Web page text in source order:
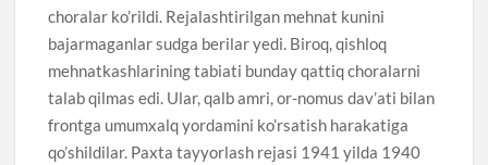
choralar ko’rildi. Rejalashtirilgan mehnat kunini
bajarmaganlar sudga berilar yedi. Biroq, qishloq
mehnatkashlarining tabiati bunday qattiq choralarni
talab qilmas edi. Ular, qalb amri, or-nomus dav’ati bilan
frontga umumxalq yordamini ko’rsatish harakatiga
qo’shildilar. Paxta tayyorlash rejasi 1941 yilda 1940